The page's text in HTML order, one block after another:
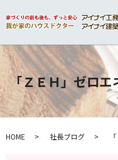
「ＺＥＨ」ゼロエ
HOME 社長ブログ